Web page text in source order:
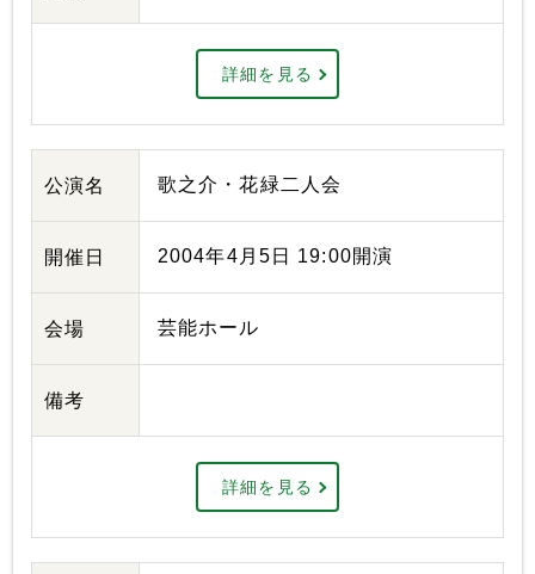
詳細を見る
公演名 歌之介・花緑二人会
開催日 2004年4月5日 19:00開演
会場 芸能ホール
備考
詳細を見る